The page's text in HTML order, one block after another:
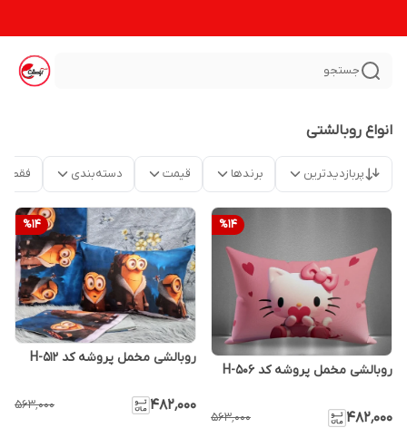
جستجو
انواع روبالشتی
پربازدیدترین برندها قیمت دسته‌بندی فقط
%14
روبالشی مخمل پروشه کد H-506
۴۸۲٬۰۰۰ ۵۶۳٬۰۰۰
%14
روبالشی مخمل پروشه کد H-512
۴۸۲٬۰۰۰ ۵۶۳٬۰۰۰